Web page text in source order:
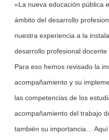
«La nueva educación pública
ámbito del desarrollo
nuestra experiencia a la
desarrollo profesional
Para eso hemos revisado la
acompañamiento y su
las competencias de los
acompañamiento del trabajo
también su importancia…